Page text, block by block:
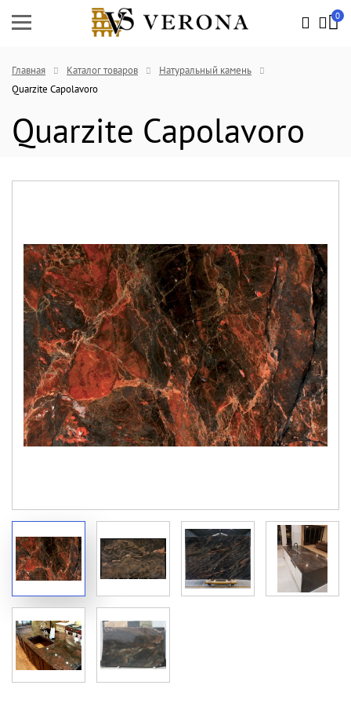
0
Главная Каталог товаров
Натуральный камень
Quarzite Capolavoro
Quarzite Capolavoro